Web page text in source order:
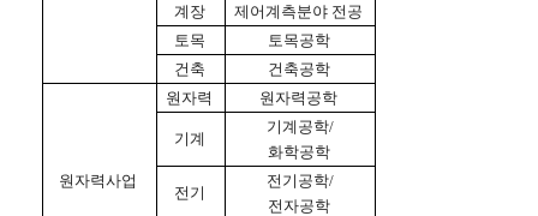
계장
제어계측분야 전공
토목
토목공학
건축
건축공학
원자력사업
원자력 원자력공학
기계
기계공학/
화학공학
전기
전기공학/
전자공학